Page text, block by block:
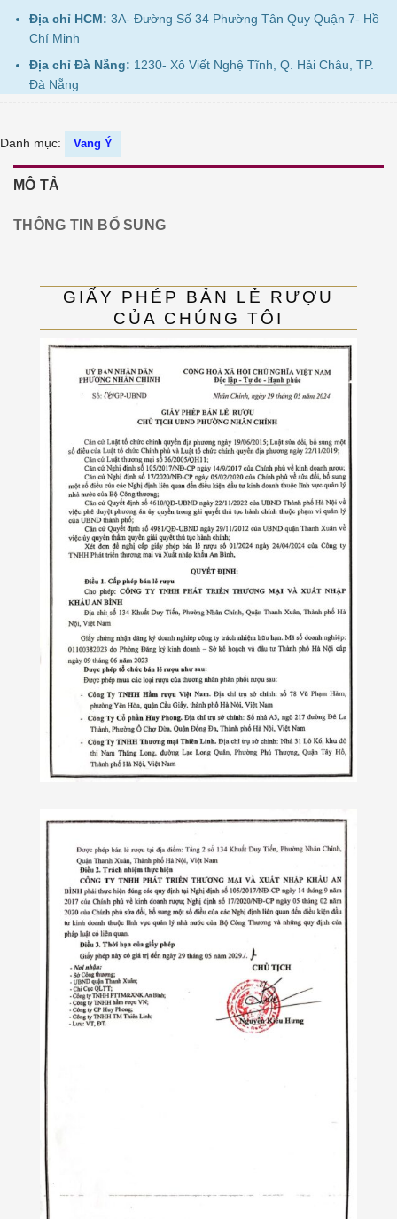
Địa chỉ HCM: 3A- Đường Số 34 Phường Tân Quy Quận 7- Hồ
Chí Minh
Địa chỉ Đà Nẵng: 1230- Xô Viết Nghệ Tĩnh, Q. Hải Châu, TP.
Đà Nẵng
Danh mục: Vang Ý
MÔ TẢ
THÔNG TIN BỔ SUNG
GIẤY PHÉP BẢN LẺ RƯỢU
CỦA CHÚNG TÔI